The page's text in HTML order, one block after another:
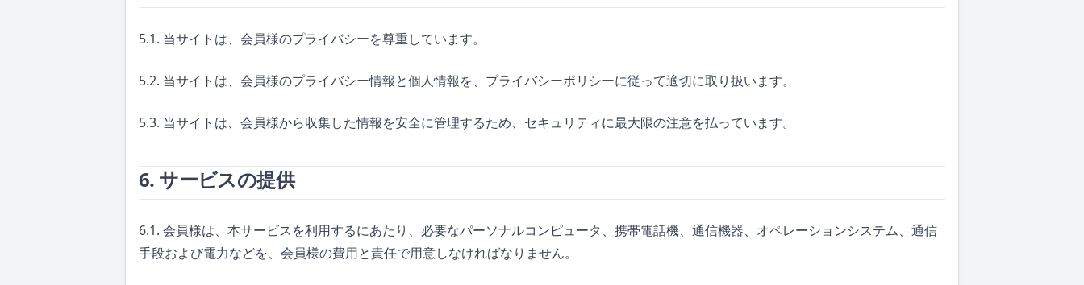
5.1. 当サイトは、会員様のプライバシーを尊重しています。
5.2. 当サイトは、会員様のプライバシー情報と個人情報を、プライバシーポリシーに従って適切に取り扱います。
5.3. 当サイトは、会員様から収集した情報を安全に管理するため、セキュリティに最大限の注意を払っています。
6. サービスの提供
6.1. 会員様は、本サービスを利用するにあたり、必要なパーソナルコンピュータ、携帯電話機、通信機器、オペレーションシステム、通信
手段および電力などを、会員様の費用と責任で用意しなければなりません。